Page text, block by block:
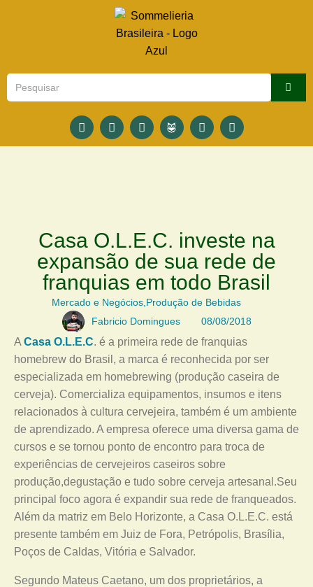
Casa O.L.E.C. investe na
expansão de sua rede de
franquias em todo Brasil
Mercado e Negócios, Produção de Bebidas
Fabricio Domingues
08/08/2018
A Casa O.L.E.C. é a primeira rede de franquias
homebrew do Brasil, a marca é reconhecida por ser
especializada em homebrewing (produção caseira de
cerveja). Comercializa equipamentos, insumos e itens
relacionados à cultura cervejeira, também é um ambiente
de aprendizado. A empresa oferece uma diversa gama de
cursos e se tornou ponto de encontro para troca de
experiências de cervejeiros caseiros sobre
produção,degustação e tudo sobre cerveja artesanal.Seu
principal foco agora é expandir sua rede de franqueados.
Além da matriz em Belo Horizonte, a Casa O.L.E.C. está
presente também em Juiz de Fora, Petrópolis, Brasília,
Poços de Caldas, Vitória e Salvador.
Segundo Mateus Caetano, um dos proprietários, a